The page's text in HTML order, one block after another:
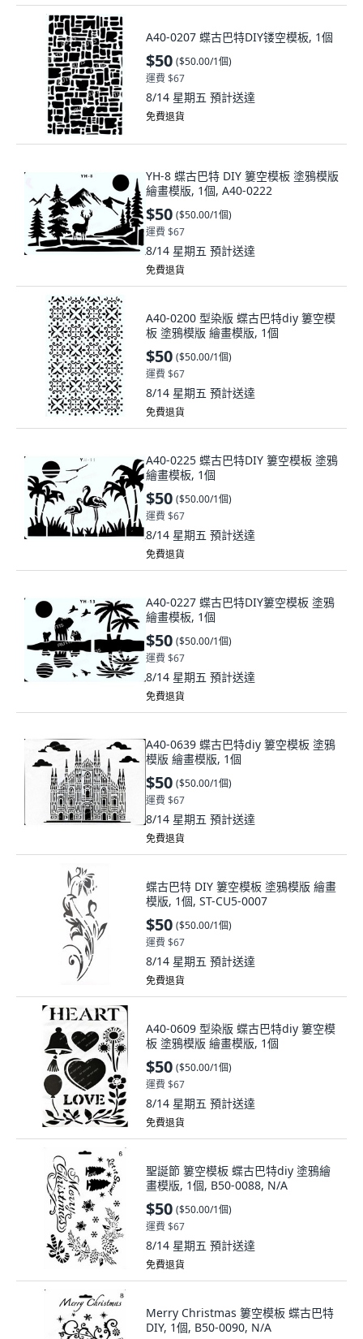
A40-0207 蝶古巴特DIY镂空模板, 1個
$50 ($50.00/1個)
運費 $67
8/14 星期五 預計送達
免費退貨
YH-8 蝶古巴特 DIY 簍空模板 塗鴉模版
繪畫模版, 1個, A40-0222
$50 ($50.00/1個)
運費 $67
8/14 星期五 預計送達
免費退貨
A40-0200 型染版 蝶古巴特diy 簍空模
板 塗鴉模版 繪畫模版, 1個
$50 ($50.00/1個)
運費 $67
8/14 星期五 預計送達
免費退貨
A40-0225 蝶古巴特DIY 簍空模板 塗鴉
繪畫模板, 1個
$50 ($50.00/1個)
運費 $67
8/14 星期五 預計送達
免費退貨
A40-0227 蝶古巴特DIY簍空模板 塗鴉
繪畫模板, 1個
$50 ($50.00/1個)
運費 $67
8/14 星期五 預計送達
免費退貨
A40-0639 蝶古巴特diy 簍空模板 塗鴉
模版 繪畫模版, 1個
$50 ($50.00/1個)
運費 $67
8/14 星期五 預計送達
免費退貨
蝶古巴特 DIY 簍空模板 塗鴉模版 繪畫
模版, 1個, ST-CU5-0007
$50 ($50.00/1個)
運費 $67
8/14 星期五 預計送達
免費退貨
A40-0609 型染版 蝶古巴特diy 簍空模
板 塗鴉模版 繪畫模版, 1個
$50 ($50.00/1個)
運費 $67
8/14 星期五 預計送達
免費退貨
聖誕節 簍空模板 蝶古巴特diy 塗鴉繪
畫模版, 1個, B50-0088, N/A
$50 ($50.00/1個)
運費 $67
8/14 星期五 預計送達
免費退貨
Merry Christmas 簍空模板 蝶古巴特
DIY, 1個, B50-0090, N/A